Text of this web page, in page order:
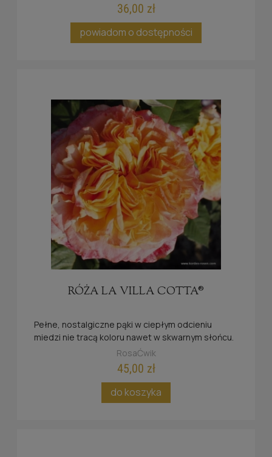
36,00 zł
powiadom o dostępności
RÓŻA LA VILLA COTTA®
Pełne, nostalgiczne pąki w ciepłym odcieniu
miedzi nie tracą koloru nawet w skwarnym słońcu.
RosaĆwik
45,00 zł
do koszyka